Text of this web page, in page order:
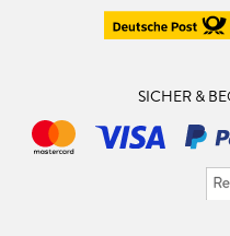
SICHER &